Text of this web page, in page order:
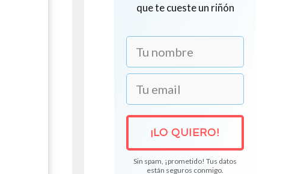
que te cueste un riñón
¡LO QUIERO!
Sin spam, ¡prometido! Tus datos
están seguros conmigo.